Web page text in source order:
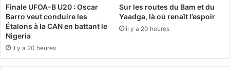
e
A
S
Finale UFOA-B U20 : Oscar
Barro veut conduire les
Étalons à la CAN en battant le
Nigeria
il y a 20 heures
Sur les routes du Bam et du
Yaadga, là où renaît l’espoir
il y a 20 heures